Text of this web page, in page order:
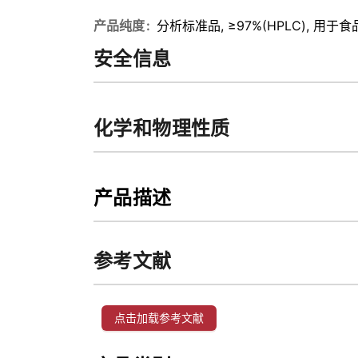
产品纯度 分析标准品, ≥97%(HPLC), 用于食
安全信息
化学和物理性质
产品描述
参考文献
点击加载参考文献